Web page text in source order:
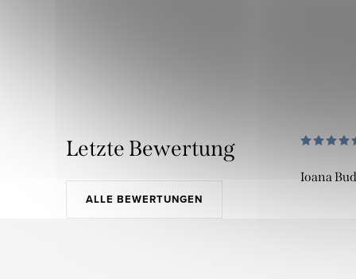
Letzte Bewertung
ALLE BEWERTUNGEN
Ioana